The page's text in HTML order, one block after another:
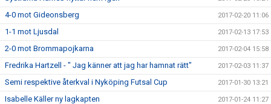
4-0 mot Gideonsberg 2017-02-20 11:06
1-1 mot Ljusdal 2017-02-13 17:53
2-0 mot Brommapojkarna 2017-02-04 15:58
Fredrika Hartzell - " Jag känner att jag har hamnat rätt" 2017-02-03 11:37
Semi respektive återkval i Nyköping Futsal Cup 2017-01-30 13:21
Isabelle Käller ny lagkapten 2017-01-24 11:27